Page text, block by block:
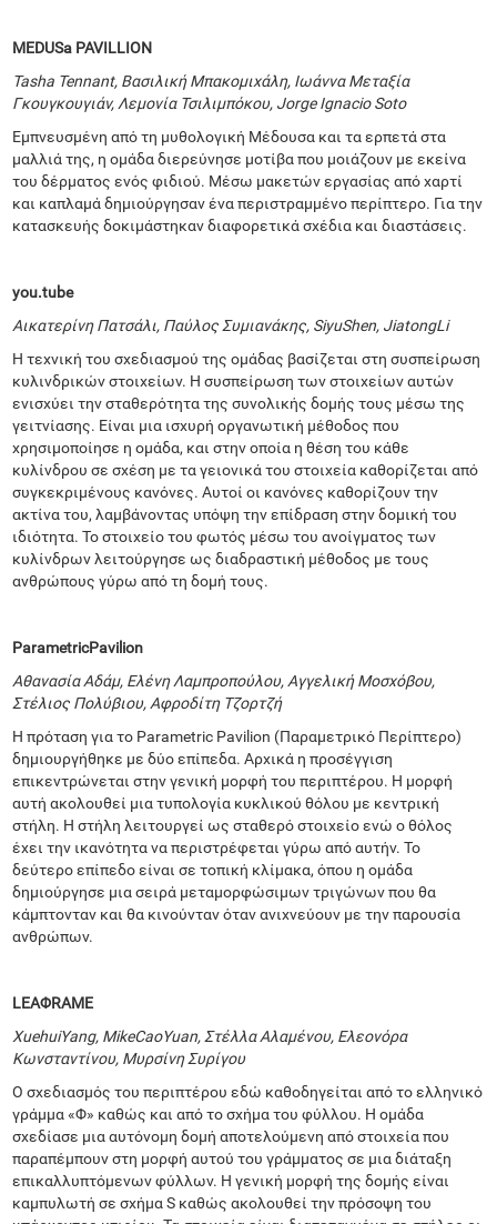
MEDUSa PAVILLION
Tasha Tennant, Βασιλική Μπακομιχάλη, Ιωάννα Μεταξία
Γκουγκουγιάν, Λεμονία Τσιλιμπόκου, Jorge Ignacio Soto
Εμπνευσμένη από τη μυθολογική Μέδουσα και τα ερπετά στα
μαλλιά της, η ομάδα διερεύνησε μοτίβα που μοιάζουν με εκείνα
του δέρματος ενός φιδιού. Μέσω μακετών εργασίας από χαρτί
και καπλαμά δημιούργησαν ένα περιστραμμένο περίπτερο. Για την
κατασκευής δοκιμάστηκαν διαφορετικά σχέδια και διαστάσεις.
you.tube
Αικατερίνη Πατσάλι, Παύλος Συμιανάκης, SiyuShen, JiatongLi
Η τεχνική του σχεδιασμού της ομάδας βασίζεται στη συσπείρωση
κυλινδρικών στοιχείων. Η συσπείρωση των στοιχείων αυτών
ενισχύει την σταθερότητα της συνολικής δομής τους μέσω της
γειτνίασης. Είναι μια ισχυρή οργανωτική μέθοδος που
χρησιμοποίησε η ομάδα, και στην οποία η θέση του κάθε
κυλίνδρου σε σχέση με τα γειονικά του στοιχεία καθορίζεται από
συγκεκριμένους κανόνες. Αυτοί οι κανόνες καθορίζουν την
ακτίνα του, λαμβάνοντας υπόψη την επίδραση στην δομική του
ιδιότητα. Το στοιχείο του φωτός μέσω του ανοίγματος των
κυλίνδρων λειτούργησε ως διαδραστική μέθοδος με τους
ανθρώπους γύρω από τη δομή τους.
ParametricPavilion
Αθανασία Αδάμ, Ελένη Λαμπροπούλου, Αγγελική Μοσχόβου,
Στέλιος Πολύβιου, Αφροδίτη Τζορτζή
Η πρόταση για το Parametric Pavilion (Παραμετρικό Περίπτερο)
δημιουργήθηκε με δύο επίπεδα. Αρχικά η προσέγγιση
επικεντρώνεται στην γενική μορφή του περιπτέρου. Η μορφή
αυτή ακολουθεί μια τυπολογία κυκλικού θόλου με κεντρική
στήλη. Η στήλη λειτουργεί ως σταθερό στοιχείο ενώ ο θόλος
έχει την ικανότητα να περιστρέφεται γύρω από αυτήν. Το
δεύτερο επίπεδο είναι σε τοπική κλίμακα, όπου η ομάδα
δημιούργησε μια σειρά μεταμορφώσιμων τριγώνων που θα
κάμπτονταν και θα κινούνταν όταν ανιχνεύουν με την παρουσία
ανθρώπων.
LEAΦRAME
XuehuiYang, MikeCaoYuan, Στέλλα Αλαμένου, Ελεονόρα
Κωνσταντίνου, Μυρσίνη Συρίγου
Ο σχεδιασμός του περιπτέρου εδώ καθοδηγείται από το ελληνικό
γράμμα «Φ» καθώς και από το σχήμα του φύλλου. Η ομάδα
σχεδίασε μια αυτόνομη δομή αποτελούμενη από στοιχεία που
παραπέμπουν στη μορφή αυτού του γράμματος σε μια διάταξη
επικαλλυπτόμενων φύλλων. Η γενική μορφή της δομής είναι
καμπυλωτή σε σχήμα S καθώς ακολουθεί την πρόσοψη του